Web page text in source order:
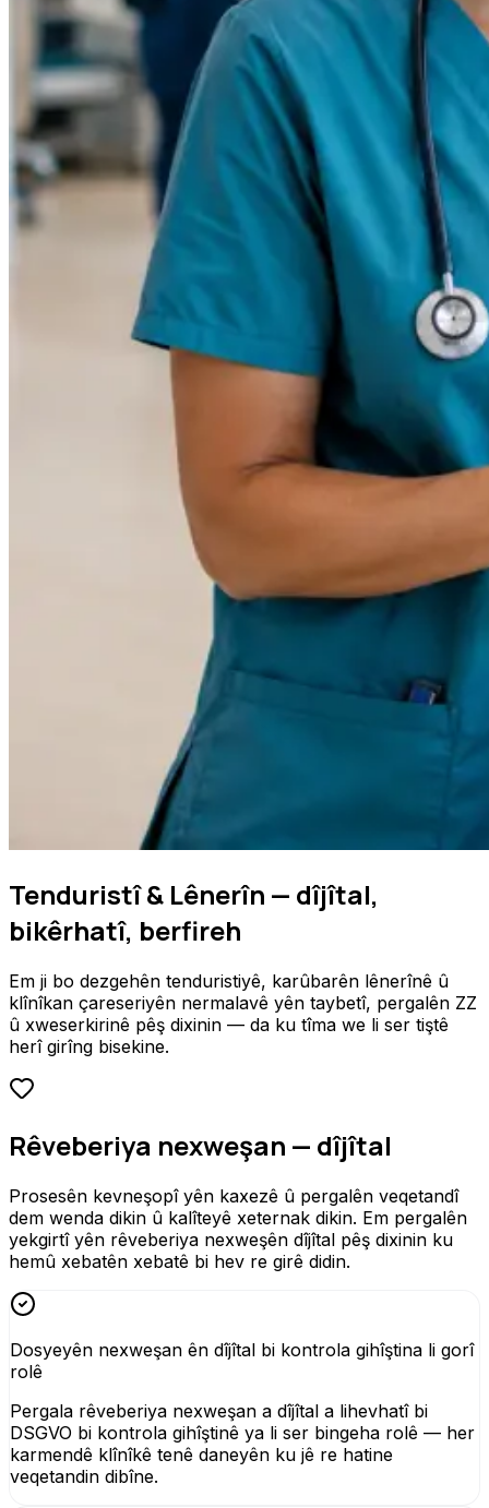
Tenduristî & Lênerîn — dîjîtal,
bikêrhatî, berfireh
Em ji bo dezgehên tenduristiyê, karûbarên lênerînê û
klînîkan çareseriyên nermalavê yên taybetî, pergalên ZZ
û xweserkirinê pêş dixinin — da ku tîma we li ser tiştê
herî girîng bisekine.
Rêveberiya nexweşan — dîjîtal
Prosesên kevneşopî yên kaxezê û pergalên veqetandî
dem wenda dikin û kalîteyê xeternak dikin. Em pergalên
yekgirtî yên rêveberiya nexweşên dîjîtal pêş dixinin ku
hemû xebatên xebatê bi hev re girê didin.
Dosyeyên nexweşan ên dîjîtal bi kontrola gihîştina li gorî
rolê
Pergala rêveberiya nexweşan a dîjîtal a lihevhatî bi
DSGVO bi kontrola gihîştinê ya li ser bingeha rolê — her
karmendê klînîkê tenê daneyên ku jê re hatine
veqetandin dibîne.